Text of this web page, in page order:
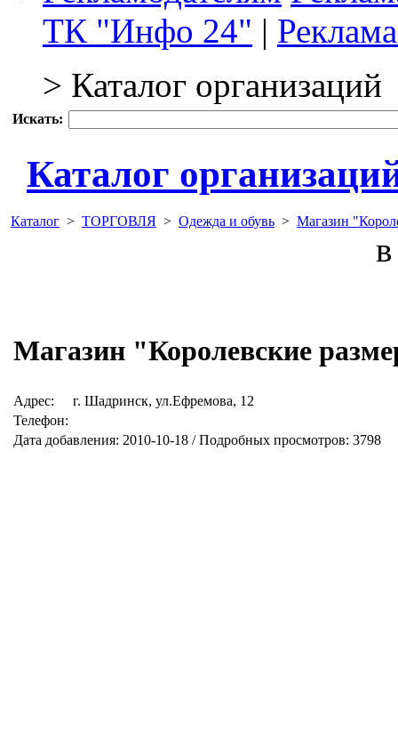
ТК "Инфо 24" |
> Каталог организаций
Искать:
Каталог
Каталог > ТОРГОВЛЯ > Одежда и обувь > Магазин
Магазин "Королевские
Адрес:
г. Шадринск, ул.Ефремова, 12
Телефон:
Дата добавления: 2010-10-18 / Подробных просмотров: 3798